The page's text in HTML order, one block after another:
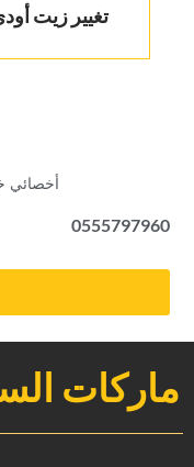
تغيير زيت
‏أخصائي
0555797960
ماركات